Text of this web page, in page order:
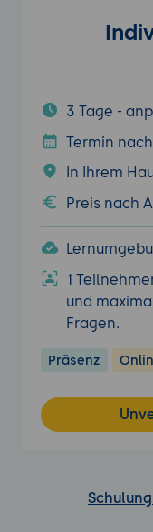
3 Tage -
Termin
In Ihrem
Preis nach
1
und
Fragen.
Präsenz